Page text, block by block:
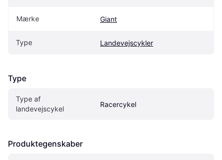
Mærke Giant
Type Landevejscykler
Type
Type af
landevejscykel
Racercykel
Produktegenskaber